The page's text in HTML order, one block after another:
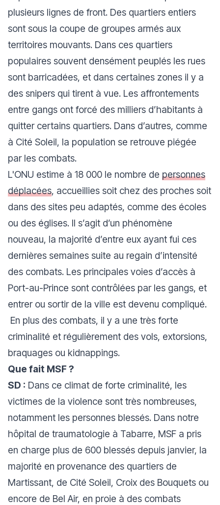
plusieurs lignes de front. Des quartiers entiers
sont sous la coupe de groupes armés aux
territoires mouvants. Dans ces quartiers
populaires souvent densément peuplés les rues
sont barricadées, et dans certaines zones il y a
des snipers qui tirent à vue. Les affrontements
entre gangs ont forcé des milliers d’habitants à
quitter certains quartiers. Dans d’autres, comme
à Cité Soleil, la population se retrouve piégée
par les combats.
L'ONU estime à 18 000 le nombre de personnes
déplacées, accueillies soit chez des proches soit
dans des sites peu adaptés, comme des écoles
ou des églises. Il s’agit d’un phénomène
nouveau, la majorité d’entre eux ayant fui ces
dernières semaines suite au regain d’intensité
des combats. Les principales voies d’accès à
Port-au-Prince sont contrôlées par les gangs, et
entrer ou sortir de la ville est devenu compliqué.
En plus des combats, il y a une très forte
criminalité et régulièrement des vols, extorsions,
braquages ou kidnappings.
Que fait MSF ?
SD : Dans ce climat de forte criminalité, les
victimes de la violence sont très nombreuses,
notamment les personnes blessés. Dans notre
hôpital de traumatologie à Tabarre, MSF a pris
en charge plus de 600 blessés depuis janvier, la
majorité en provenance des quartiers de
Martissant, de Cité Soleil, Croix des Bouquets ou
encore de Bel Air, en proie à des combats